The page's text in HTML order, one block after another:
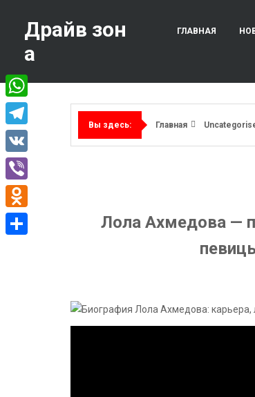
содержимому
Драйв зон
а
ГЛАВНАЯ
Вы здесь: Главная
Лола Ахмедова —
WhatsApp
Telegram
VK
Viber
Odnoklassniki